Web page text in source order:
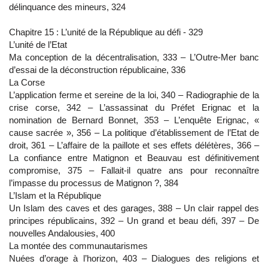
délinquance des mineurs, 324
Chapitre 15 : L’unité de la République au défi - 329
L’unité de l’Etat
Ma conception de la décentralisation, 333 – L’Outre-Mer banc
d’essai de la déconstruction républicaine, 336
La Corse
L’application ferme et sereine de la loi, 340 – Radiographie de la
crise corse, 342 – L’assassinat du Préfet Erignac et la
nomination de Bernard Bonnet, 353 – L’enquête Erignac, «
cause sacrée », 356 – La politique d’établissement de l’Etat de
droit, 361 – L’affaire de la paillote et ses effets délétères, 366 –
La confiance entre Matignon et Beauvau est définitivement
compromise, 375 – Fallait-il quatre ans pour reconnaître
l’impasse du processus de Matignon ?, 384
L’Islam et la République
Un Islam des caves et des garages, 388 – Un clair rappel des
principes républicains, 392 – Un grand et beau défi, 397 – De
nouvelles Andalousies, 400
La montée des communautarismes
Nuées d’orage à l’horizon, 403 – Dialogues des religions et